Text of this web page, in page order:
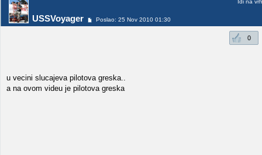
USSVoyager Poslao: 25 Nov 2010 01:30
Idi na vrh
0
u vecini slucajeva pilotova greska..
a na ovom videu je pilotova greska